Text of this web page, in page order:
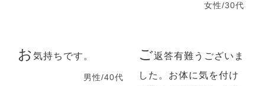
女性/30代
お気持ちです。
男性/40代
ご返答有難うございま
した。お体に気を付け